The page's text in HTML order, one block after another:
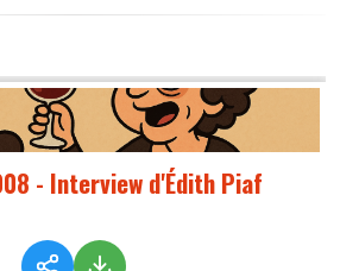
- Interview d'Édith Piaf